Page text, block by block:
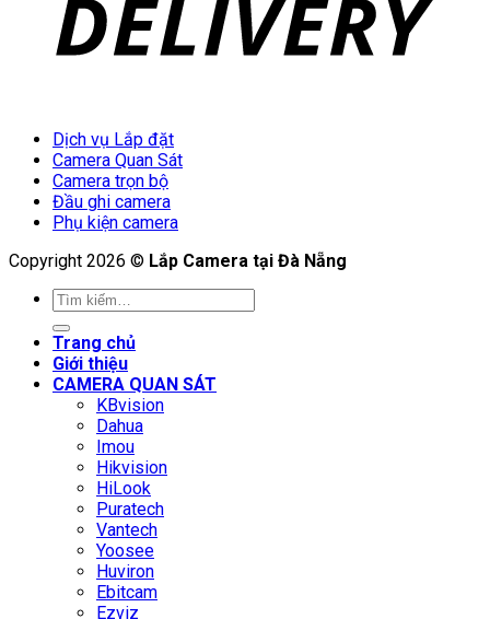
Dịch vụ Lắp đặt
Camera Quan Sát
Camera trọn bộ
Đầu ghi camera
Phụ kiện camera
Copyright 2026 © Lắp Camera tại Đà Nẵng
Tìm
kiếm:
Trang chủ
Giới thiệu
CAMERA QUAN SÁT
KBvision
Dahua
Imou
Hikvision
HiLook
Puratech
Vantech
Yoosee
Huviron
Ebitcam
Ezviz